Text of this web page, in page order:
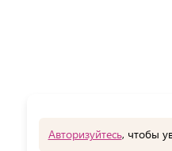
Авторизуйтесь, чтобы